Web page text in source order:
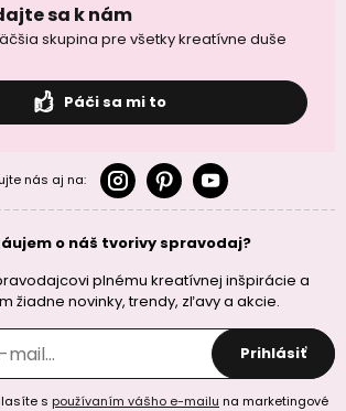
sa k nám
skupina pre všetky kreatívne duše
Páči sa mi to
nás aj na:
o náš tvorivy spravodaj?
plnému kreatívnej inšpirácie a
žiadne novinky, trendy, zľavy a akcie.
Prihlásiť
s používaním vášho e-mailu na marketingové